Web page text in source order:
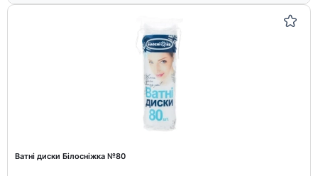
Ватні диски Білосніжка №80